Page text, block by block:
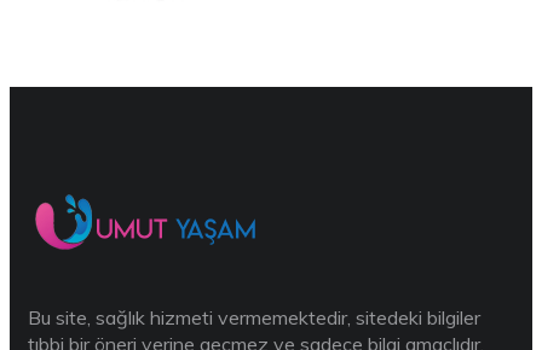
Bu site, sağlık hizmeti vermemektedir, sitedeki bilgiler
tıbbi bir öneri yerine geçmez ve sadece bilgi amaçlıdır.